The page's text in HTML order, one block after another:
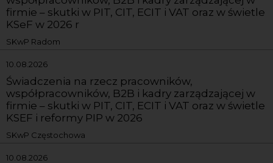
firmie – skutki w PIT, CIT, ECIT i VAT oraz w świetle
KSeF w 2026 r
SKwP Radom
10.08.2026
Świadczenia na rzecz pracowników,
współpracowników, B2B i kadry zarządzającej w
firmie – skutki w PIT, CIT, ECIT i VAT oraz w świetle
KSEF i reformy PIP w 2026
SKwP Częstochowa
10.08.2026